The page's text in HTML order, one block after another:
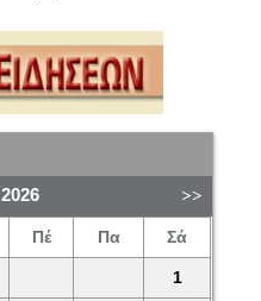
2026
Πέ Πα Σά
1